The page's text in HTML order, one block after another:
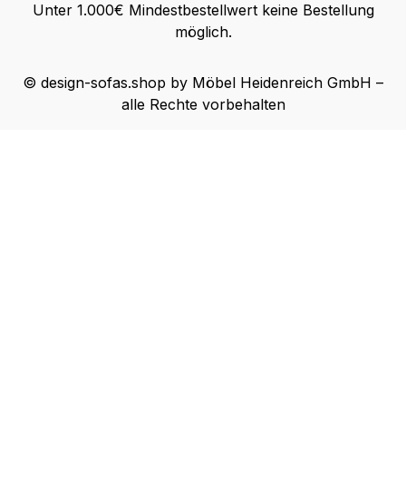
Unter 1.000€ Mindestbestellwert keine Bestellung
möglich.
© design-sofas.shop by Möbel Heidenreich GmbH –
alle Rechte vorbehalten